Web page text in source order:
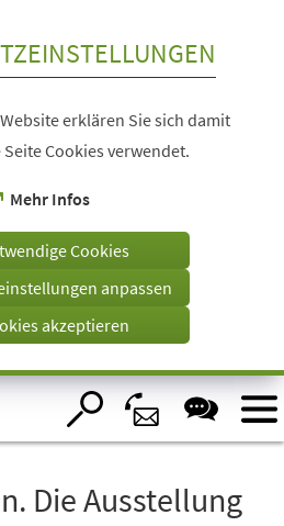
erklären Sie sich damit
Cookies verwendet.
Mehr Infos
Cookies
anpassen
akzeptieren
Die Ausstellung